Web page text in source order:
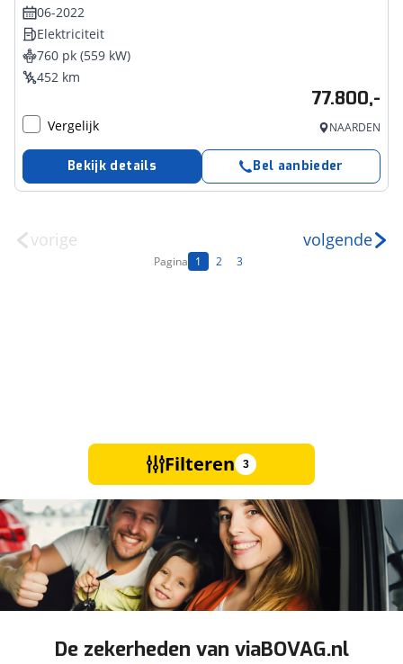
06-2022
Elektriciteit
760 pk (559 kW)
452 km
77.800,-
Vergelijk NAARDEN
Bekijk details Bel aanbieder
vorige
Pagina 1 2 3
volgende
Filteren 3
De zekerheden van viaBOVAG.nl